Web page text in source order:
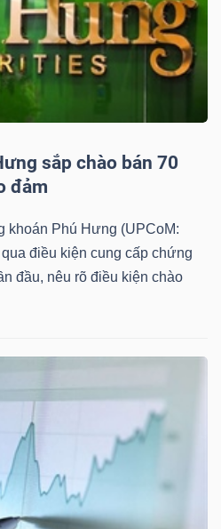
sắp chào bán 70
đảm
khoán Phú Hưng (UPCoM:
điều kiện cung cấp chứng
đầu, nêu rõ điều kiện chào
Người liên quan